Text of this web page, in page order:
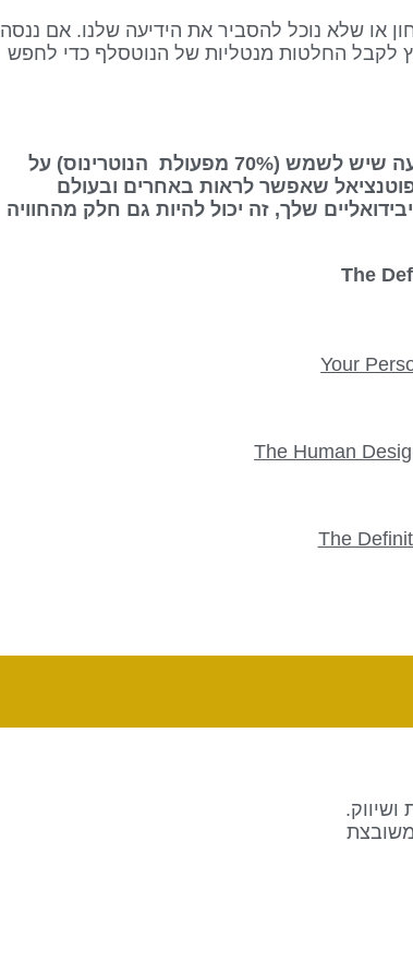
או שלא נוכל להסביר את הידיעה שלנו. אם ננסה
נעורר את החרדה הזאת. בלי שער 61 אנחנו בלחץ לקבל החלטות מנטליות של הנוטסלף כדי לחפש
– מייצג את ההשפעה שיש לשמש (70% מפעולת הנוטרינוס) על
שאפשר לראות באחרים ובעולם
שלך, זה יכול להיות גם חלק מהחוויה
Your
The Human
The